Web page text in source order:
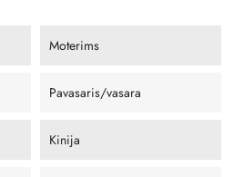
Moterims
Pavasaris/vasara
Kinija